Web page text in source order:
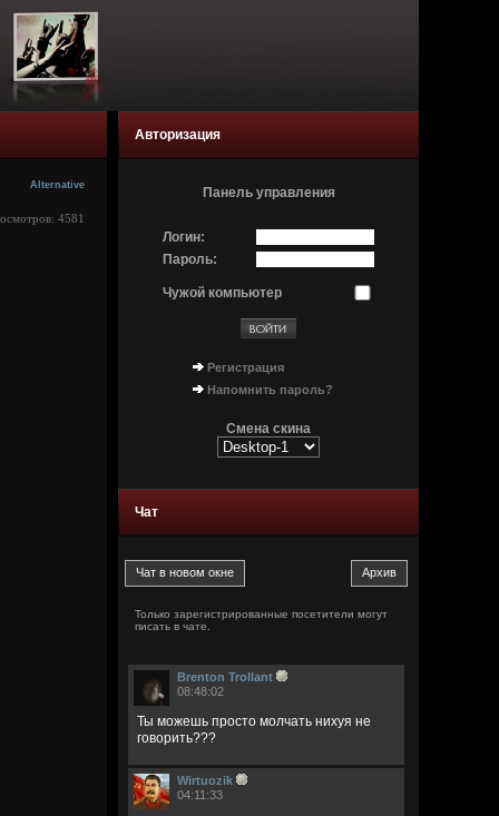
Alternative
4581
Авторизация
Панель управления
Логин:
Пароль:
Чужой компьютер
Регистрация
Напомнить пароль?
Смена скина
Чат
Только зарегистрированные посетители могут
писать в чате.
Brenton Trollant
08:48:02
Ты можешь просто молчать нихуя не
говорить???
Wirtuozik
04:11:33